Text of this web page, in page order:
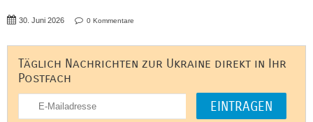
30. Juni 2026 0 Kommentare
Täglich Nachrichten zur Ukraine direkt in Ihr
Postfach